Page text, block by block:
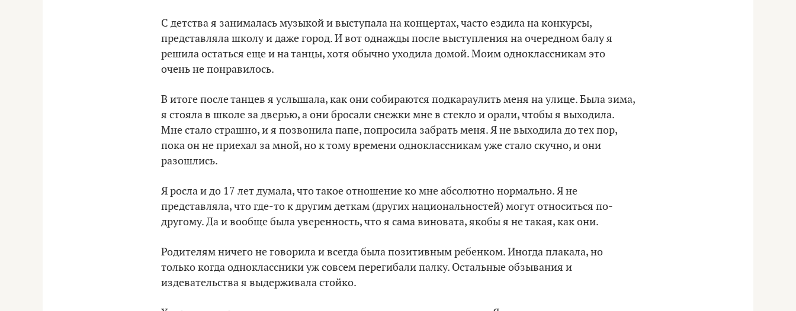
С детства я занималась музыкой и выступала на концертах, часто ездила на конкурсы,
представляла школу и даже город. И вот однажды после выступления на очередном балу я
решила остаться еще и на танцы, хотя обычно уходила домой. Моим одноклассникам это
очень не понравилось.
В итоге после танцев я услышала, как они собираются подкараулить меня на улице. Была зима,
я стояла в школе за дверью, а они бросали снежки мне в стекло и орали, чтобы я выходила.
Мне стало страшно, и я позвонила папе, попросила забрать меня. Я не выходила до тех пор,
пока он не приехал за мной, но к тому времени одноклассникам уже стало скучно, и они
разошлись.
Я росла и до 17 лет думала, что такое отношение ко мне абсолютно нормально. Я не
представляла, что где-то к другим деткам (других национальностей) могут относиться по-
другому. Да и вообще была уверенность, что я сама виновата, якобы я не такая, как они.
Родителям ничего не говорила и всегда была позитивным ребенком. Иногда плакала, но
только когда одноклассники уж совсем перегибали палку. Остальные обзывания и
издевательства я выдерживала стойко.